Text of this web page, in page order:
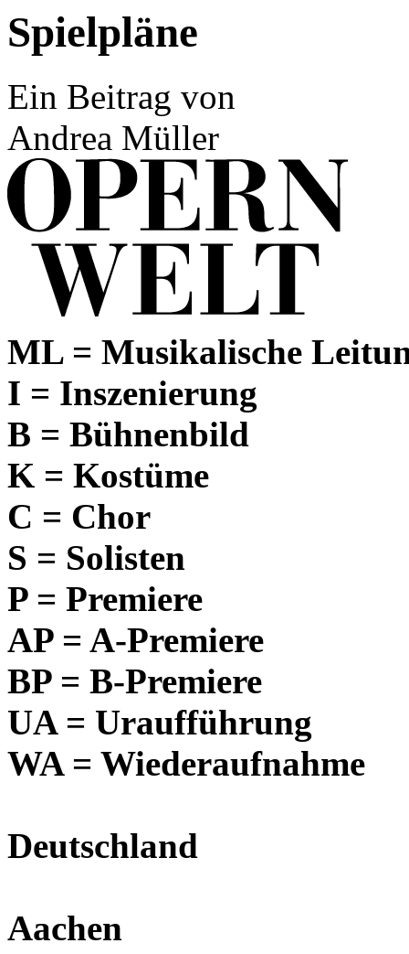
Spielpläne
Ein Beitrag von
Andrea Müller
ML = Musikalische
I = Inszenierung
B = Bühnenbild
K = Kostüme
C = Chor
S = Solisten
P = Premiere
AP = A-Premiere
BP = B-Premiere
UA = Uraufführung
WA = Wiederaufnahme
Deutschland
Aachen